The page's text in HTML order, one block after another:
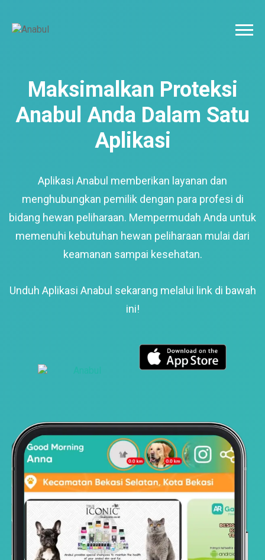
Maksimalkan Proteksi
Anabul Anda Dalam Satu
Aplikasi
Aplikasi Anabul memberikan layanan dan
menghubungkan pemilik dengan para profesi di
bidang hewan peliharaan. Mempermudah Anda untuk
memenuhi kebutuhan hewan peliharaan mulai dari
keamanan sampai kesehatan.
Unduh Aplikasi Anabul sekarang melalui link di bawah
ini!